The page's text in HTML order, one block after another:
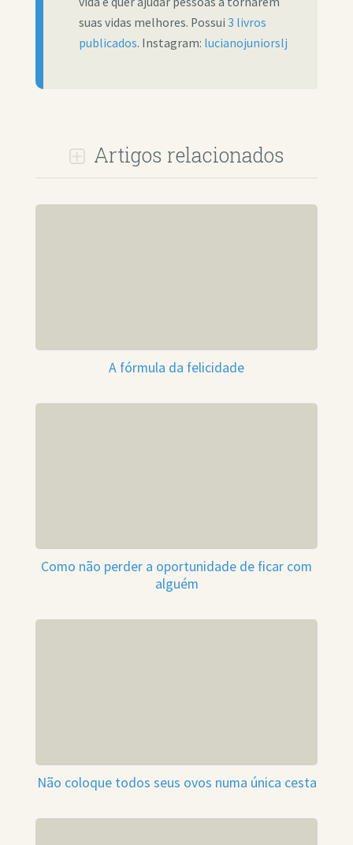
suas vidas melhores. Possui 3 livros
publicados. Instagram: lucianojuniorslj
Artigos relacionados
A fórmula da felicidade
Como não perder a oportunidade de ficar com
alguém
Não coloque todos seus ovos numa única cesta